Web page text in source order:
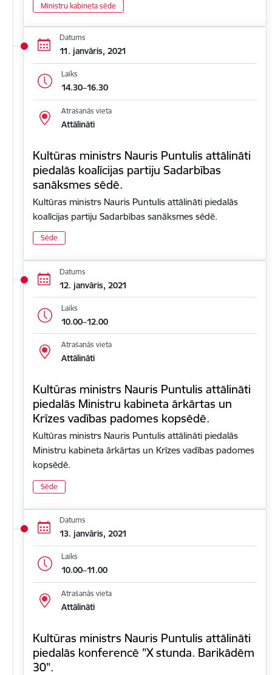
Ministru kabineta sēde
Datums
11. janvāris, 2021
Laiks
14.30–16.30
Atrašanās vieta
Attālināti
Kultūras ministrs Nauris Puntulis attālināti
piedalās koalīcijas partiju Sadarbības
sanāksmes sēdē.
Kultūras ministrs Nauris Puntulis attālināti piedalās
koalīcijas partiju Sadarbības sanāksmes sēdē.
Sēde
Datums
12. janvāris, 2021
Laiks
10.00–12.00
Atrašanās vieta
Attālināti
Kultūras ministrs Nauris Puntulis attālināti
piedalās Ministru kabineta ārkārtas un
Krīzes vadības padomes kopsēdē.
Kultūras ministrs Nauris Puntulis attālināti piedalās
Ministru kabineta ārkārtas un Krīzes vadības padomes
kopsēdē.
Sēde
Datums
13. janvāris, 2021
Laiks
10.00–11.00
Atrašanās vieta
Attālināti
Kultūras ministrs Nauris Puntulis attālināti
piedalās konferencē "X stunda. Barikādēm
30".